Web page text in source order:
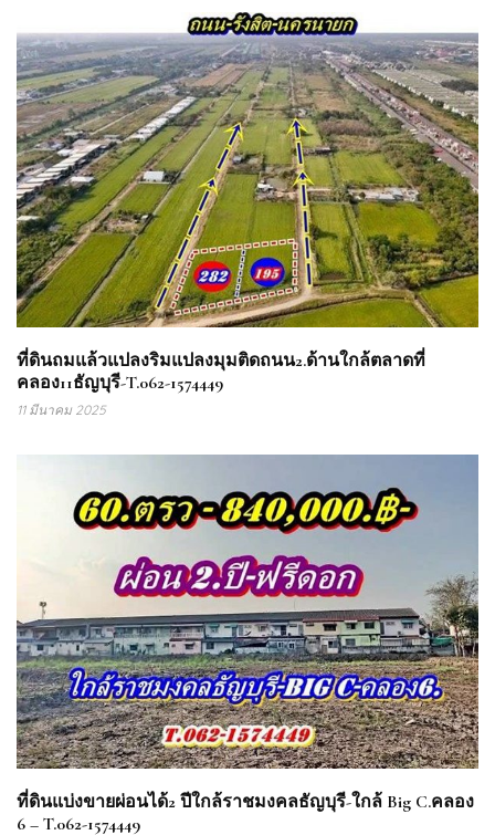
ที่ดินถมแล้วแปลงริมแปลงมุมติดถนน2.ด้านใกล้ตลาดที่
คลอง11ธัญบุรี-T.062-1574449
11 มีนาคม 2025
ที่ดินแบ่งขายผ่อนได้2 ปีใกล้ราชมงคลธัญบุรี-ใกล้ Big C.คลอง
6 – T.062-1574449